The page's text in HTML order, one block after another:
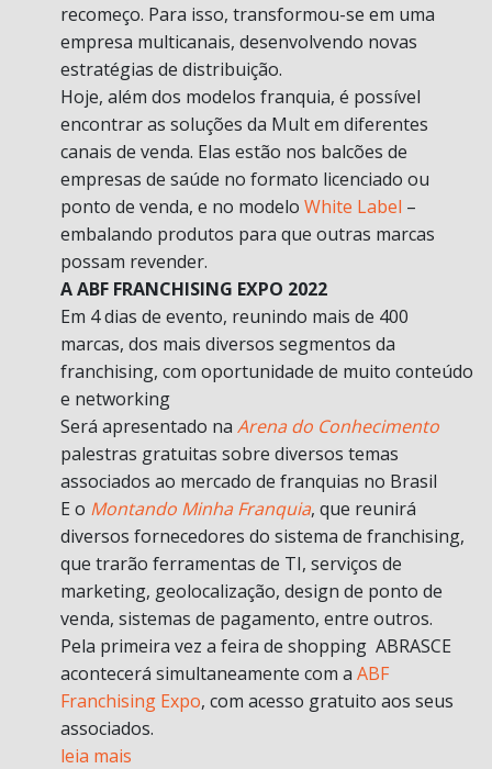
recomeço. Para isso, transformou-se em uma
empresa multicanais, desenvolvendo novas
estratégias de distribuição.
Hoje, além dos modelos franquia, é possível
encontrar as soluções da Mult em diferentes
canais de venda. Elas estão nos balcões de
empresas de saúde no formato licenciado ou
ponto de venda, e no modelo White Label –
embalando produtos para que outras marcas
possam revender.
A ABF FRANCHISING EXPO 2022
Em 4 dias de evento, reunindo mais de 400
marcas, dos mais diversos segmentos da
franchising, com oportunidade de muito conteúdo
e networking
Será apresentado na Arena do Conhecimento
palestras gratuitas sobre diversos temas
associados ao mercado de franquias no Brasil
E o Montando Minha Franquia, que reunirá
diversos fornecedores do sistema de franchising,
que trarão ferramentas de TI, serviços de
marketing, geolocalização, design de ponto de
venda, sistemas de pagamento, entre outros.
Pela primeira vez a feira de shopping ABRASCE
acontecerá simultaneamente com a ABF
Franchising Expo, com acesso gratuito aos seus
associados.
leia mais